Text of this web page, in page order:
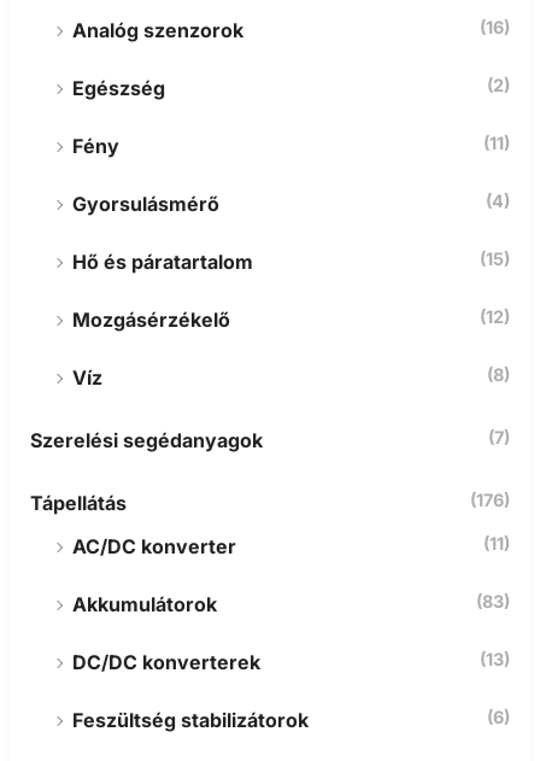
Analóg szenzorok (16)
Egészség (2)
Fény (11)
Gyorsulásmérő (4)
Hő és páratartalom (15)
Mozgásérzékelő (12)
Víz (8)
Szerelési segédanyagok (7)
Tápellátás (176)
AC/DC konverter (11)
Akkumulátorok (83)
DC/DC konverterek (13)
Feszültség stabilizátorok (6)